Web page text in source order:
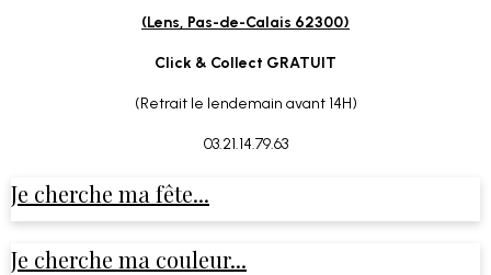
(Lens, Pas-de-Calais 62300)
Click & Collect GRATUIT
(Retrait le lendemain avant 14H)
03.21.14.79.63
Je cherche ma fête...
Je cherche ma couleur...